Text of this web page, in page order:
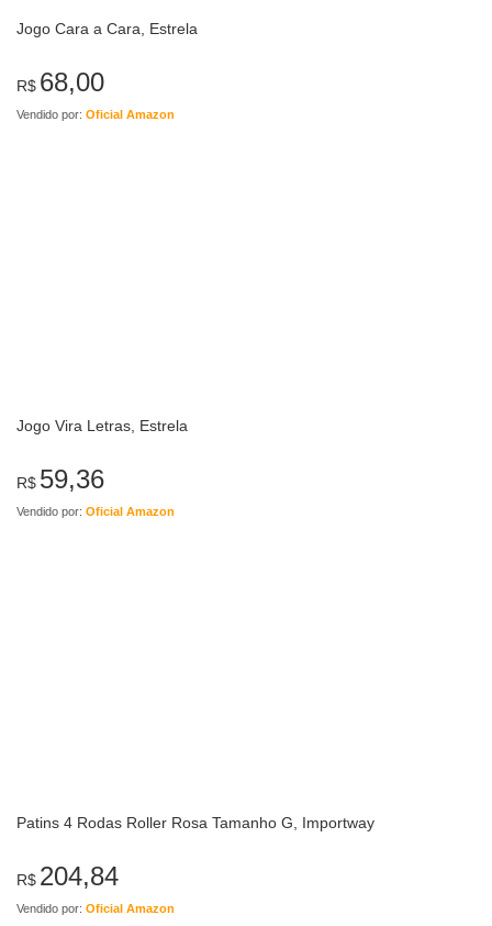
Jogo Cara a Cara, Estrela
R$ 68,00
Vendido por: Oficial Amazon
Jogo Vira Letras, Estrela
R$ 59,36
Vendido por: Oficial Amazon
Patins 4 Rodas Roller Rosa Tamanho G, Importway
R$ 204,84
Vendido por: Oficial Amazon